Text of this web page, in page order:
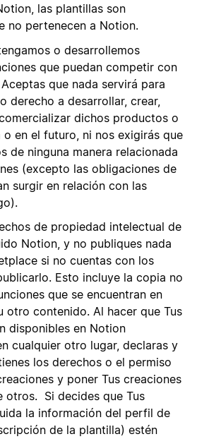
las plantillas son
no pertenecen a Notion.
o desarrollemos
que puedan competir con
que nada servirá para
derecho a desarrollar, crear,
dichos productos o
o en el futuro, ni nos exigirás que
de ninguna manera relacionada
(excepto las obligaciones de
surgir en relación con las
de propiedad intelectual de
Notion, y no publiques nada
si no cuentas con los
Esto incluye la copia no
que se encuentran en
otro contenido. Al hacer que Tus
disponibles en Notion
cualquier otro lugar, declaras y
los derechos o el permiso
y poner Tus creaciones
otros. Si decides que Tus
la información del perfil de
de la plantilla) estén